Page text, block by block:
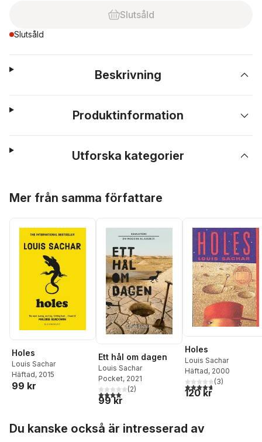
Slutsåld
Slutsåld
Beskrivning
Produktinformation
Utforska kategorier
Mer från samma författare
Holes
Louis Sachar
Häftad, 2015
99 kr
Ett hål om dagen
Louis Sachar
Pocket, 2021
4,0utav 5 stjärnor. Totalt antal röster:
(2)
99 kr
Holes
Louis Sachar
Häftad, 2000
4,7utav 5 stjärnor.
(3)
120 kr
Du kanske också är intresserad av